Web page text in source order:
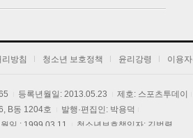
방침 청소년 보호정책 윤리강령 이용
등록년월일: 2013.05.23
제호: 스포츠투데이
B동 1204호
발행·편집인: 박용덕
일 : 1999.03.11
청소년보호책임자: 김범렬